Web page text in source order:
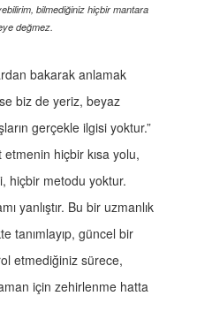
bilmediğiniz hiçbir mantara
değmez.
bakarak anlamak
biz de yeriz, beyaz
gerçekle ilgisi yoktur.”
hiçbir kısa yolu,
hiçbir metodu yoktur.
yanlıştır. Bu bir uzmanlık
tanımlayıp, güncel bir
etmediğiniz sürece,
için zehirlenme hatta